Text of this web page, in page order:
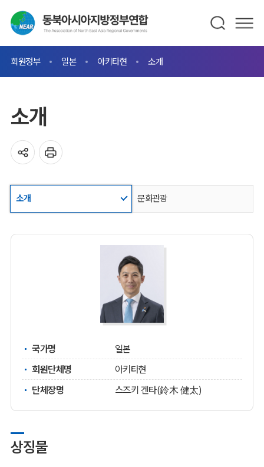
회원정부 일본 아키타현 소개
소개
소개 문화관광
국가명
일본
회원단체명
아키타현
단체장명
스즈키 겐타(鈴木 健太)
상징물